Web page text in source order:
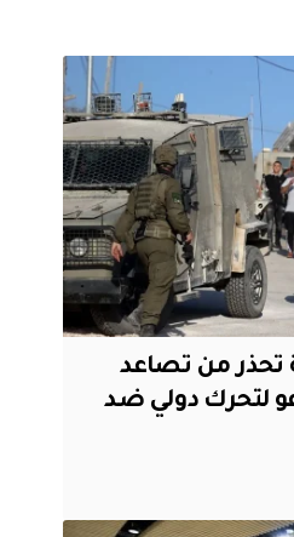
تحذر من تصاعد
لتحرك دولي ضد